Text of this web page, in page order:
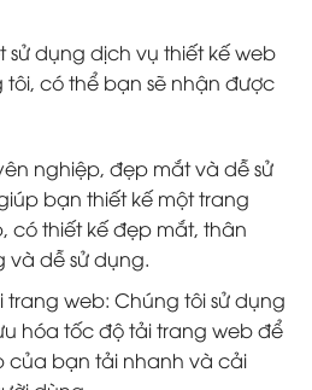
sử dụng dịch vụ thiết kế web
có thể bạn sẽ nhận được
nghiệp, đẹp mắt và dễ sử
bạn thiết kế một trang
có thiết kế đẹp mắt, thân
và dễ sử dụng.
trang web: Chúng tôi sử dụng
hóa tốc độ tải trang web để
của bạn tải nhanh và cải